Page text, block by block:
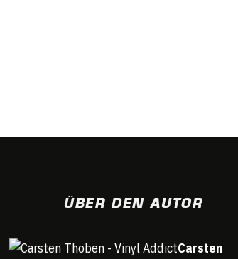
ÜBER DEN AUTOR
Carsten